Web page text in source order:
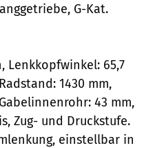
G-Kat.
Lenkkopfwinkel: 65,7
1430 mm,
43 mm,
Zug- und Druckstufe.
einstellbar in